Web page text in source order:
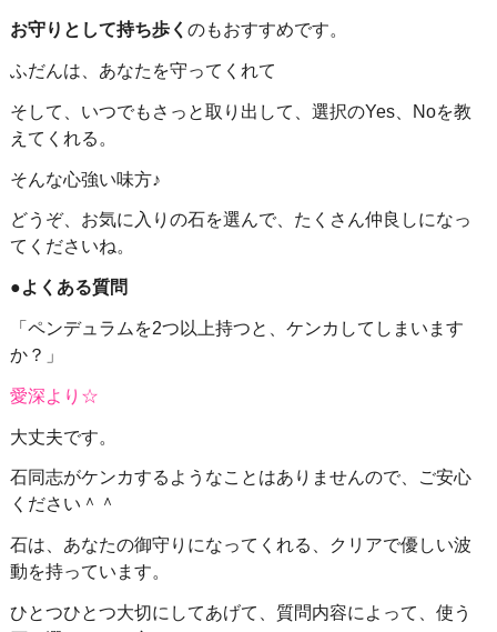
お守りとして持ち歩くのもおすすめです。
ふだんは、あなたを守ってくれて
そして、いつでもさっと取り出して、選択のYes、Noを教
えてくれる。
そんな心強い味方♪
どうぞ、お気に入りの石を選んで、たくさん仲良しになっ
てくださいね。
●よくある質問
「ペンデュラムを2つ以上持つと、ケンカしてしまいます
か？」
愛深より☆
大丈夫です。
石同志がケンカするようなことはありませんので、ご安心
ください＾＾
石は、あなたの御守りになってくれる、クリアで優しい波
動を持っています。
ひとつひとつ大切にしてあげて、質問内容によって、使う